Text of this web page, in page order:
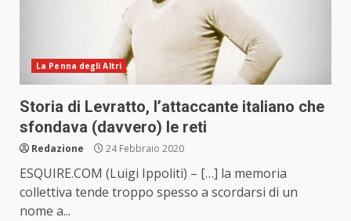
La Penna degli Altri
Storia di Levratto, l’attaccante italiano che
sfondava (davvero) le reti
Redazione 24 Febbraio 2020
ESQUIRE.COM (Luigi Ippoliti) – […] la memoria
collettiva tende troppo spesso a scordarsi di un
nome a...